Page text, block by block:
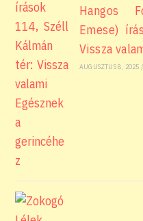
Hangos
Emese)
Vissza
AUGUSZTUS 8, 2025 /